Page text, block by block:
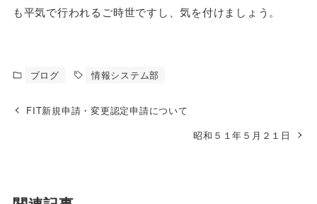
も平気で行われるご時世ですし、気を付けましょう。
ブログ 情報システム部
FIT新規申請・変更認定申請について
昭和５１年５月２１日